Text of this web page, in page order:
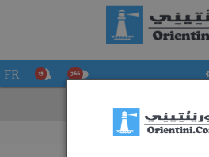
266
15
FR
في التوجيه إلى شعبة ما